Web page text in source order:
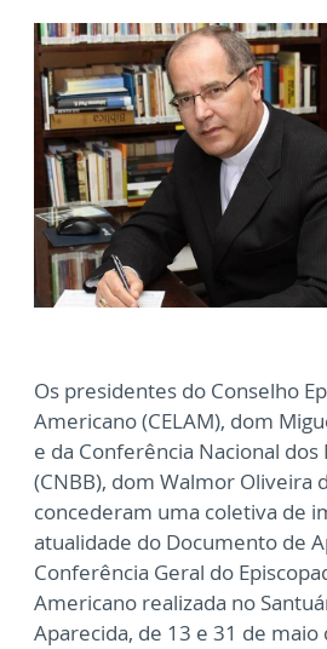
Os presidentes do Conselho
Americano (CELAM), dom
e da Conferência Nacional dos
(CNBB), dom Walmor Oliveira
concederam uma coletiva de
atualidade do Documento de
Conferência Geral do
Americano realizada no
Aparecida, de 13 e 31 de maio